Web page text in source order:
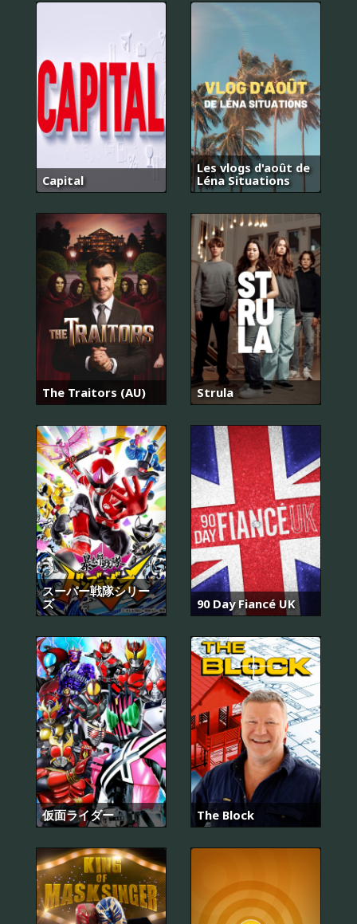
Capital
Les vlogs d'août de
Léna Situations
The Traitors (AU) Strula
スーパー戦隊シリー
ズ
90 Day Fiancé UK
仮面ライダー The Block